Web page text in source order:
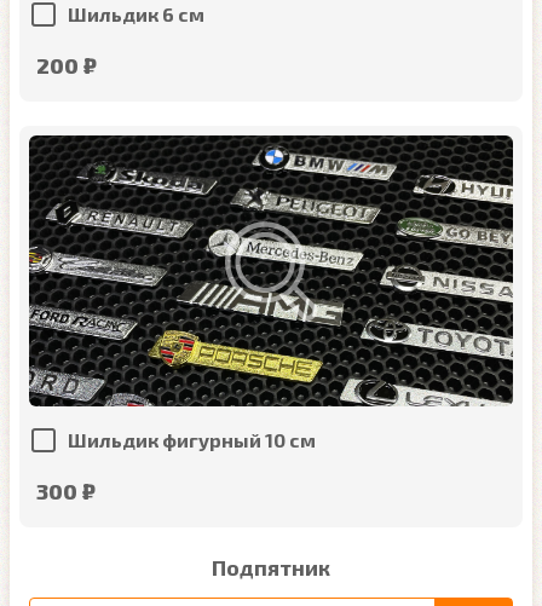
Шильдик 6 см
200 ₽
Шильдик фигурный 10 см
300 ₽
Подпятник